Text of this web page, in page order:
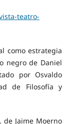
teatro-
como estrategia
negro de Daniel
por Osvaldo
de Filosofía y
de Jaime Moerno